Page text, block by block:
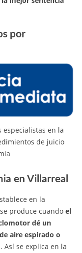
por
especialistas en la
de juicio
en Villarreal
en la
produce cuando el
dé un
aire espirado o
. Así se explica en la